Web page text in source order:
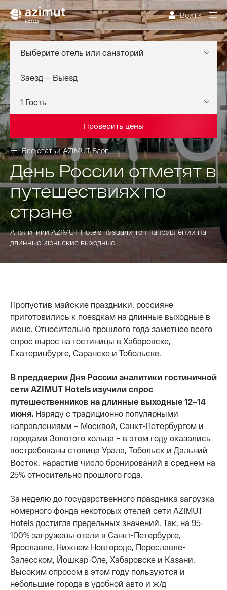
Войти
Выберите отель или санаторий
Проверить цены
Все статьи AZIMUT Блог
День России отметят в
путешествиях по
стране
Аналитики AZIMUT Hotels назвали топ направлений на
длинные июньские выходные
Пропустив майские праздники, россияне
приготовились к поездкам на длинные выходные в
июне. Относительно прошлого года заметнее всего
спрос вырос на гостиницы в Хабаровске,
Екатеринбурге, Саранске и Тобольске.
В преддверии Дня России аналитики гостиничной
сети AZIMUT Hotels изучили спрос
путешественников на длинные выходные 12–14
июня. Наряду с традиционно популярными
направлениями – Москвой, Санкт-Петербургом и
городами Золотого кольца – в этом году оказались
востребованы столица Урала, Тобольск и Дальний
Восток, нарастив число бронирований в среднем на
25% относительно прошлого года.
За неделю до государственного праздника загрузка
номерного фонда некоторых отелей сети AZIMUT
Hotels достигла предельных значений. Так, на 95-
100% загружены отели в Санкт-Петербурге,
Ярославле, Нижнем Новгороде, Переславле-
Залесском, Йошкар-Оле, Хабаровске и Казани.
Высоким спросом в этом году пользуются и
небольшие города в удобной авто и ж/д